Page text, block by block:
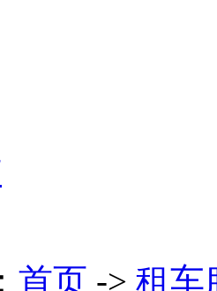
首页 -> 租车